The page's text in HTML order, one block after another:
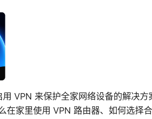
VPN 来保护全家网络设备的解决方
在家里使用 VPN 路由器、如何选择